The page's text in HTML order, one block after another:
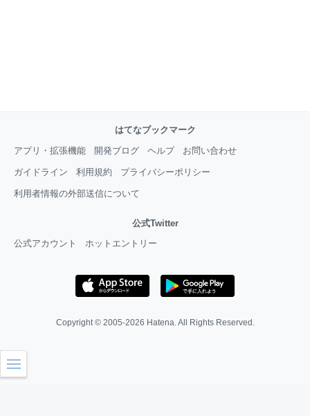
はてなブックマーク
アプリ・拡張機能
開発ブログ ヘルプ お問い合わせ
ガイドライン 利用規約 プライバシーポリシー
利用者情報の外部送信について
公式Twitter
公式アカウント
ホットエントリー
Copyright © 2005-2026 Hatena. All Rights Reserved.